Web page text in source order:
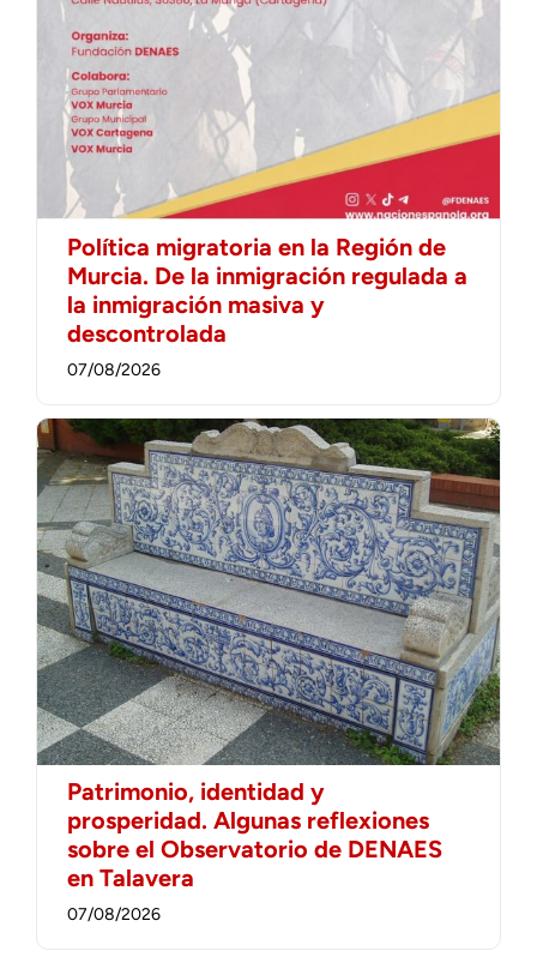
Política migratoria en la Región de
Murcia. De la inmigración regulada a
la inmigración masiva y
descontrolada
07/08/2026
Patrimonio, identidad y
prosperidad. Algunas reflexiones
sobre el Observatorio de DENAES
en Talavera
07/08/2026